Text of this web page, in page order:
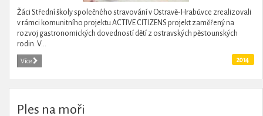
Žáci Střední školy společného stravování v Ostravě-Hrabůvce zrealizovali
v rámci komunitního projektu ACTIVE CITIZENS projekt zaměřený na
rozvoj gastronomických dovedností dětí z ostravských pěstounských
rodin. V...
Více 2014
Ples na moři